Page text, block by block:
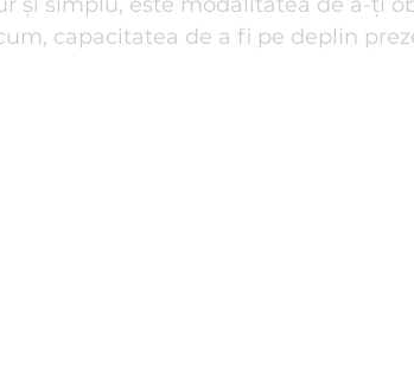
capacitatea de a fi pe deplin